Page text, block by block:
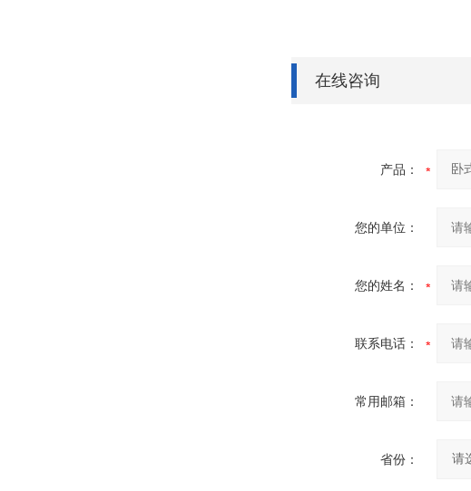
在线咨询
产品：
您的单位：
您的姓名：
联系电话：
常用邮箱：
省份：